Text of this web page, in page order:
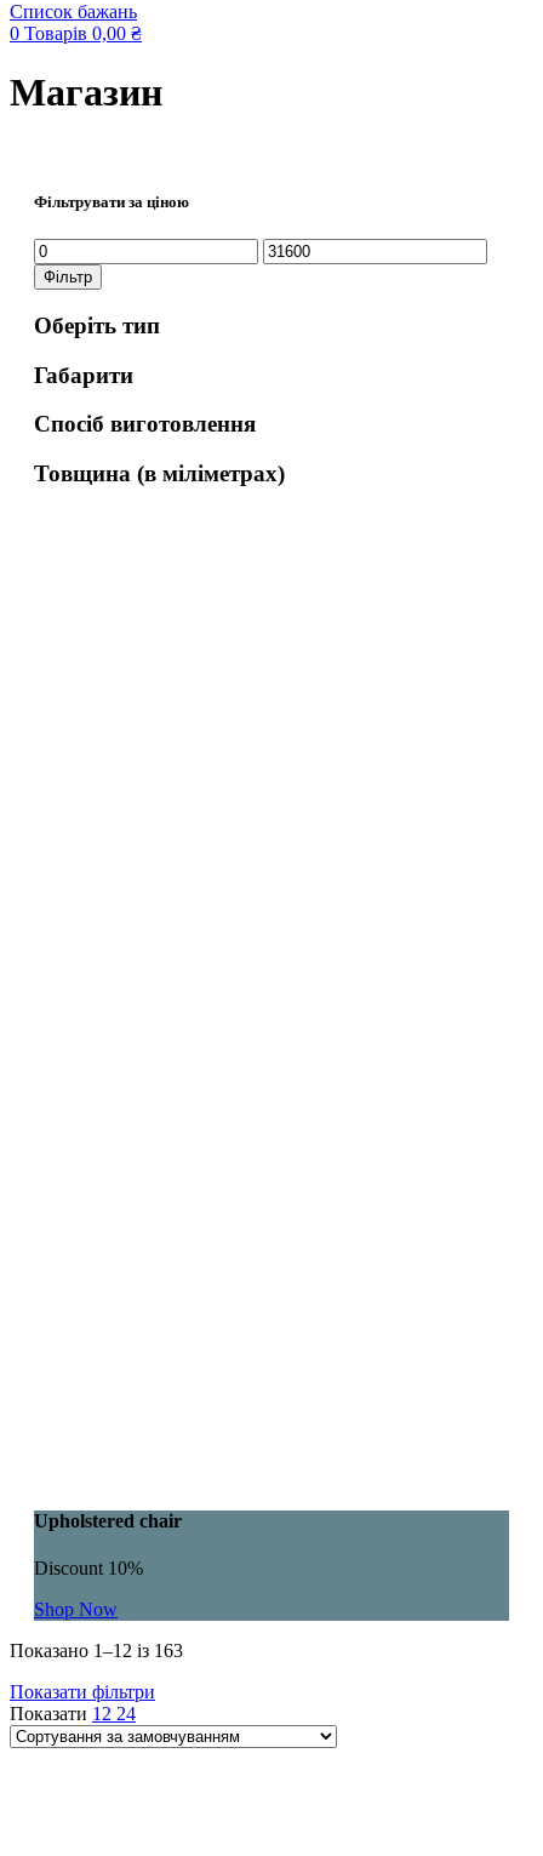
Список бажань
0 Товарів 0,00 ₴
Магазин
Фільтрувати за ціною
Мінімальна
ціна
Найбільша
ціна
Фільтр
Оберіть тип
Габарити
Спосіб виготовлення
Товщина (в міліметрах)
Upholstered chair
Discount 10%
Shop Now
Показано 1–12 із 163
Показати фільтри
Показати 12 24